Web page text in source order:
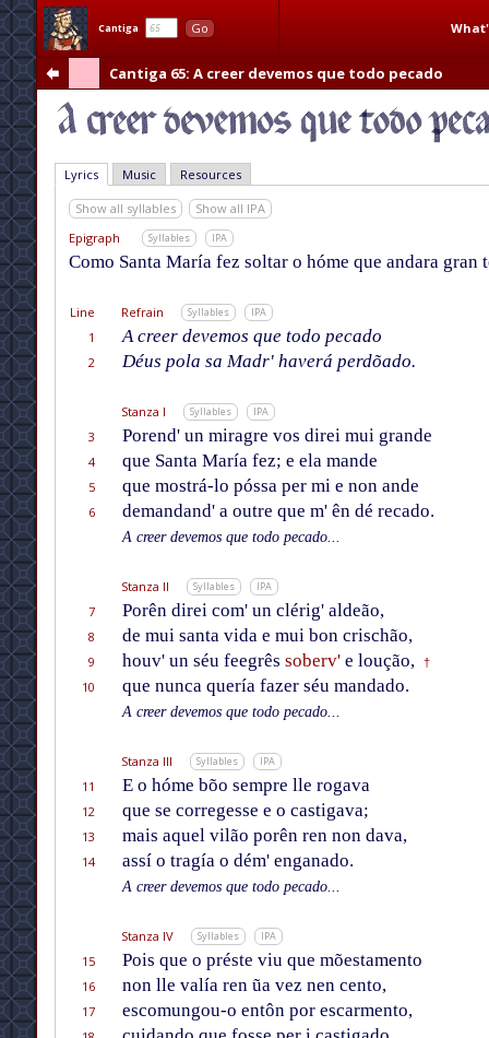
Cantiga Go
Cantiga 65: A creer devemos que todo pecado
Lyrics Music Resources
Show all syllables
Show all IPA
Epigraph
Syllables IPA
Como Santa María fez soltar o hóme que andara gran
Line Refrain Syllables IPA
1
A creer devemos que todo pecado
2
Déus pola sa Madr' haverá perdõado.
Stanza I Syllables IPA
3 Porend' un miragre vos direi mui grande
4
que Santa María fez; e ela mande
5
que mostrá-lo póssa per mi e non ande
6
demandand' a outre que m' ên dé recado.
A creer devemos que todo pecado...
Stanza II Syllables IPA
7 Porên direi com' un clérig' aldeão,
8
de mui santa vida e mui bon crischão,
9
houv' un séu feegrês soberv'e loução, †
10
que nunca quería fazer séu mandado.
A creer devemos que todo pecado...
Stanza III Syllables IPA
11 E o hóme bõo sempre lle rogava
12
que se corregesse e o castigava;
13
mais aquel vilão porên ren non dava,
14
assí o tragía o dém' enganado.
A creer devemos que todo pecado...
Stanza IV Syllables IPA
15 Pois que o préste viu que mõestamento
16
non lle valía ren ũa vez nen cento,
17
escomungou-o entôn por escarmento,